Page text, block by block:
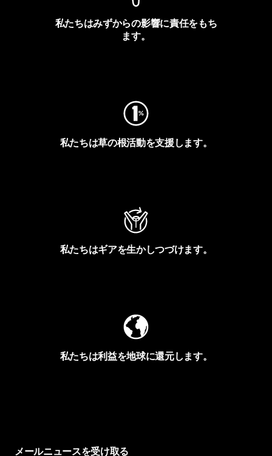
私たちはみずからの影響に責任をもち
ます。
私たちは草の根活動を支援します。
私たちはギアを生かしつづけます。
私たちは利益を地球に還元します。
メールニュースを受け取る